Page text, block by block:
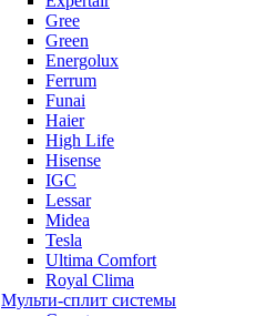
Gree
Green
Energolux
Ferrum
Funai
Haier
High Life
Hisense
IGC
Lessar
Midea
Tesla
Ultima Comfort
Royal Clima
Мульти-сплит системы